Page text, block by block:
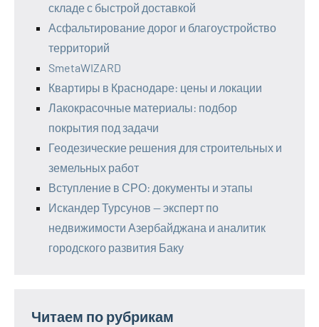
складе с быстрой доставкой
Асфальтирование дорог и благоустройство
территорий
SmetaWIZARD
Квартиры в Краснодаре: цены и локации
Лакокрасочные материалы: подбор
покрытия под задачи
Геодезические решения для строительных и
земельных работ
Вступление в СРО: документы и этапы
Искандер Турсунов — эксперт по
недвижимости Азербайджана и аналитик
городского развития Баку
Читаем по рубрикам